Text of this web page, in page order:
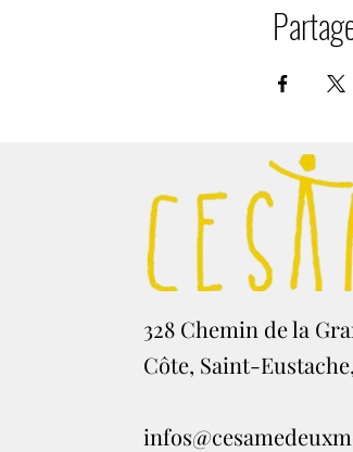
328 Chemin de la
Côte, Saint-Eustache,